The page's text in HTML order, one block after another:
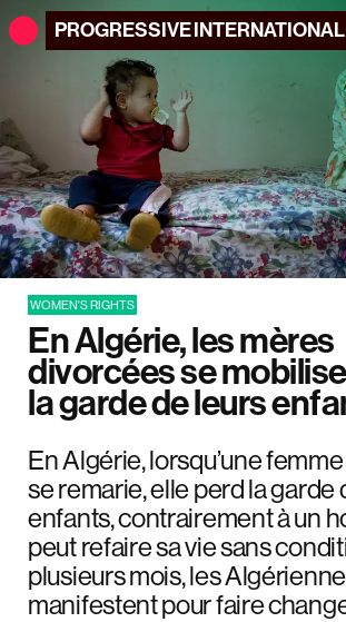
PROGRESSIVEINTERNATIONAL
WOMEN'S RIGHTS
En Algérie, les mères
divorcées se
la garde de leurs
En Algérie, lorsqu’une
se remarie, elle perd la garde
enfants, contrairement à un
peut refaire sa vie sans
plusieurs mois, les
manifestent pour faire